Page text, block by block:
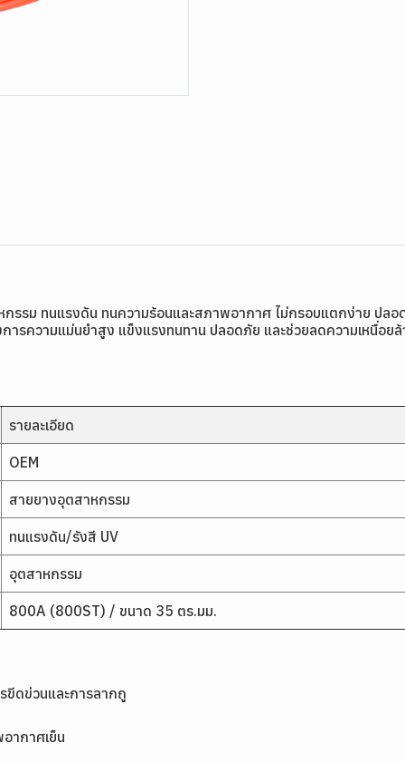
รรม ทนแรงดัน ทนความร้อนและสภาพอากาศ ไม่กรอบแตกง่าย ป
รความแม่นยำสูง แข็งแรงทนทาน ปลอดภัย และช่วยลดความเหนื่อย
รายละเอียด
OEM
สายยางอุตสาหกรรม
ทนแรงดัน/รังสี UV
อุตสาหกรรม
800A (800ST) / ขนาด 35 ตร.มม.
ดข่วนและการลากถู
ากาศเย็น